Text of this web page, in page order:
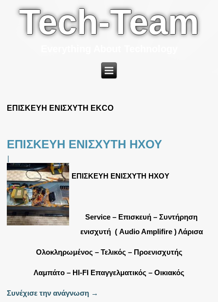
Tech-Team
ΕΠΙΣΚΕΥΗ ΕΝΙΣΧΥΤΗ EKCO
ΕΠΙΣΚΕΥΗ ΕΝΙΣΧΥΤΗ ΗΧΟΥ
|
ΕΠΙΣΚΕΥΗ ΕΝΙΣΧΥΤΗ ΗΧΟΥ
Service – Επισκευή – Συντήρηση
ενισχυτή ( Audio Amplifire ) Λάρισα
Ολοκληρωμένος – Τελικός – Προενισχυτής
Λαμπάτο – HI-FI Επαγγελματικός – Οικιακός
Συνέχισε την ανάγνωση →